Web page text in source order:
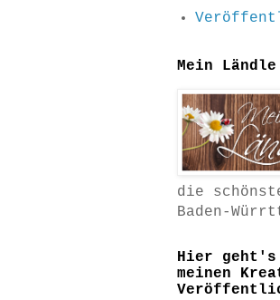
Mein Ländle
die
Baden-
Hier geht's
meinen